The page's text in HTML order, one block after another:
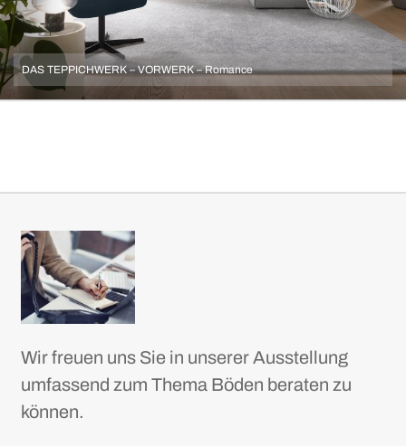
DAS TEPPICHWERK – VORWERK – Romance
Wir freuen uns Sie in unserer Ausstellung
umfassend zum Thema Böden beraten zu
können.